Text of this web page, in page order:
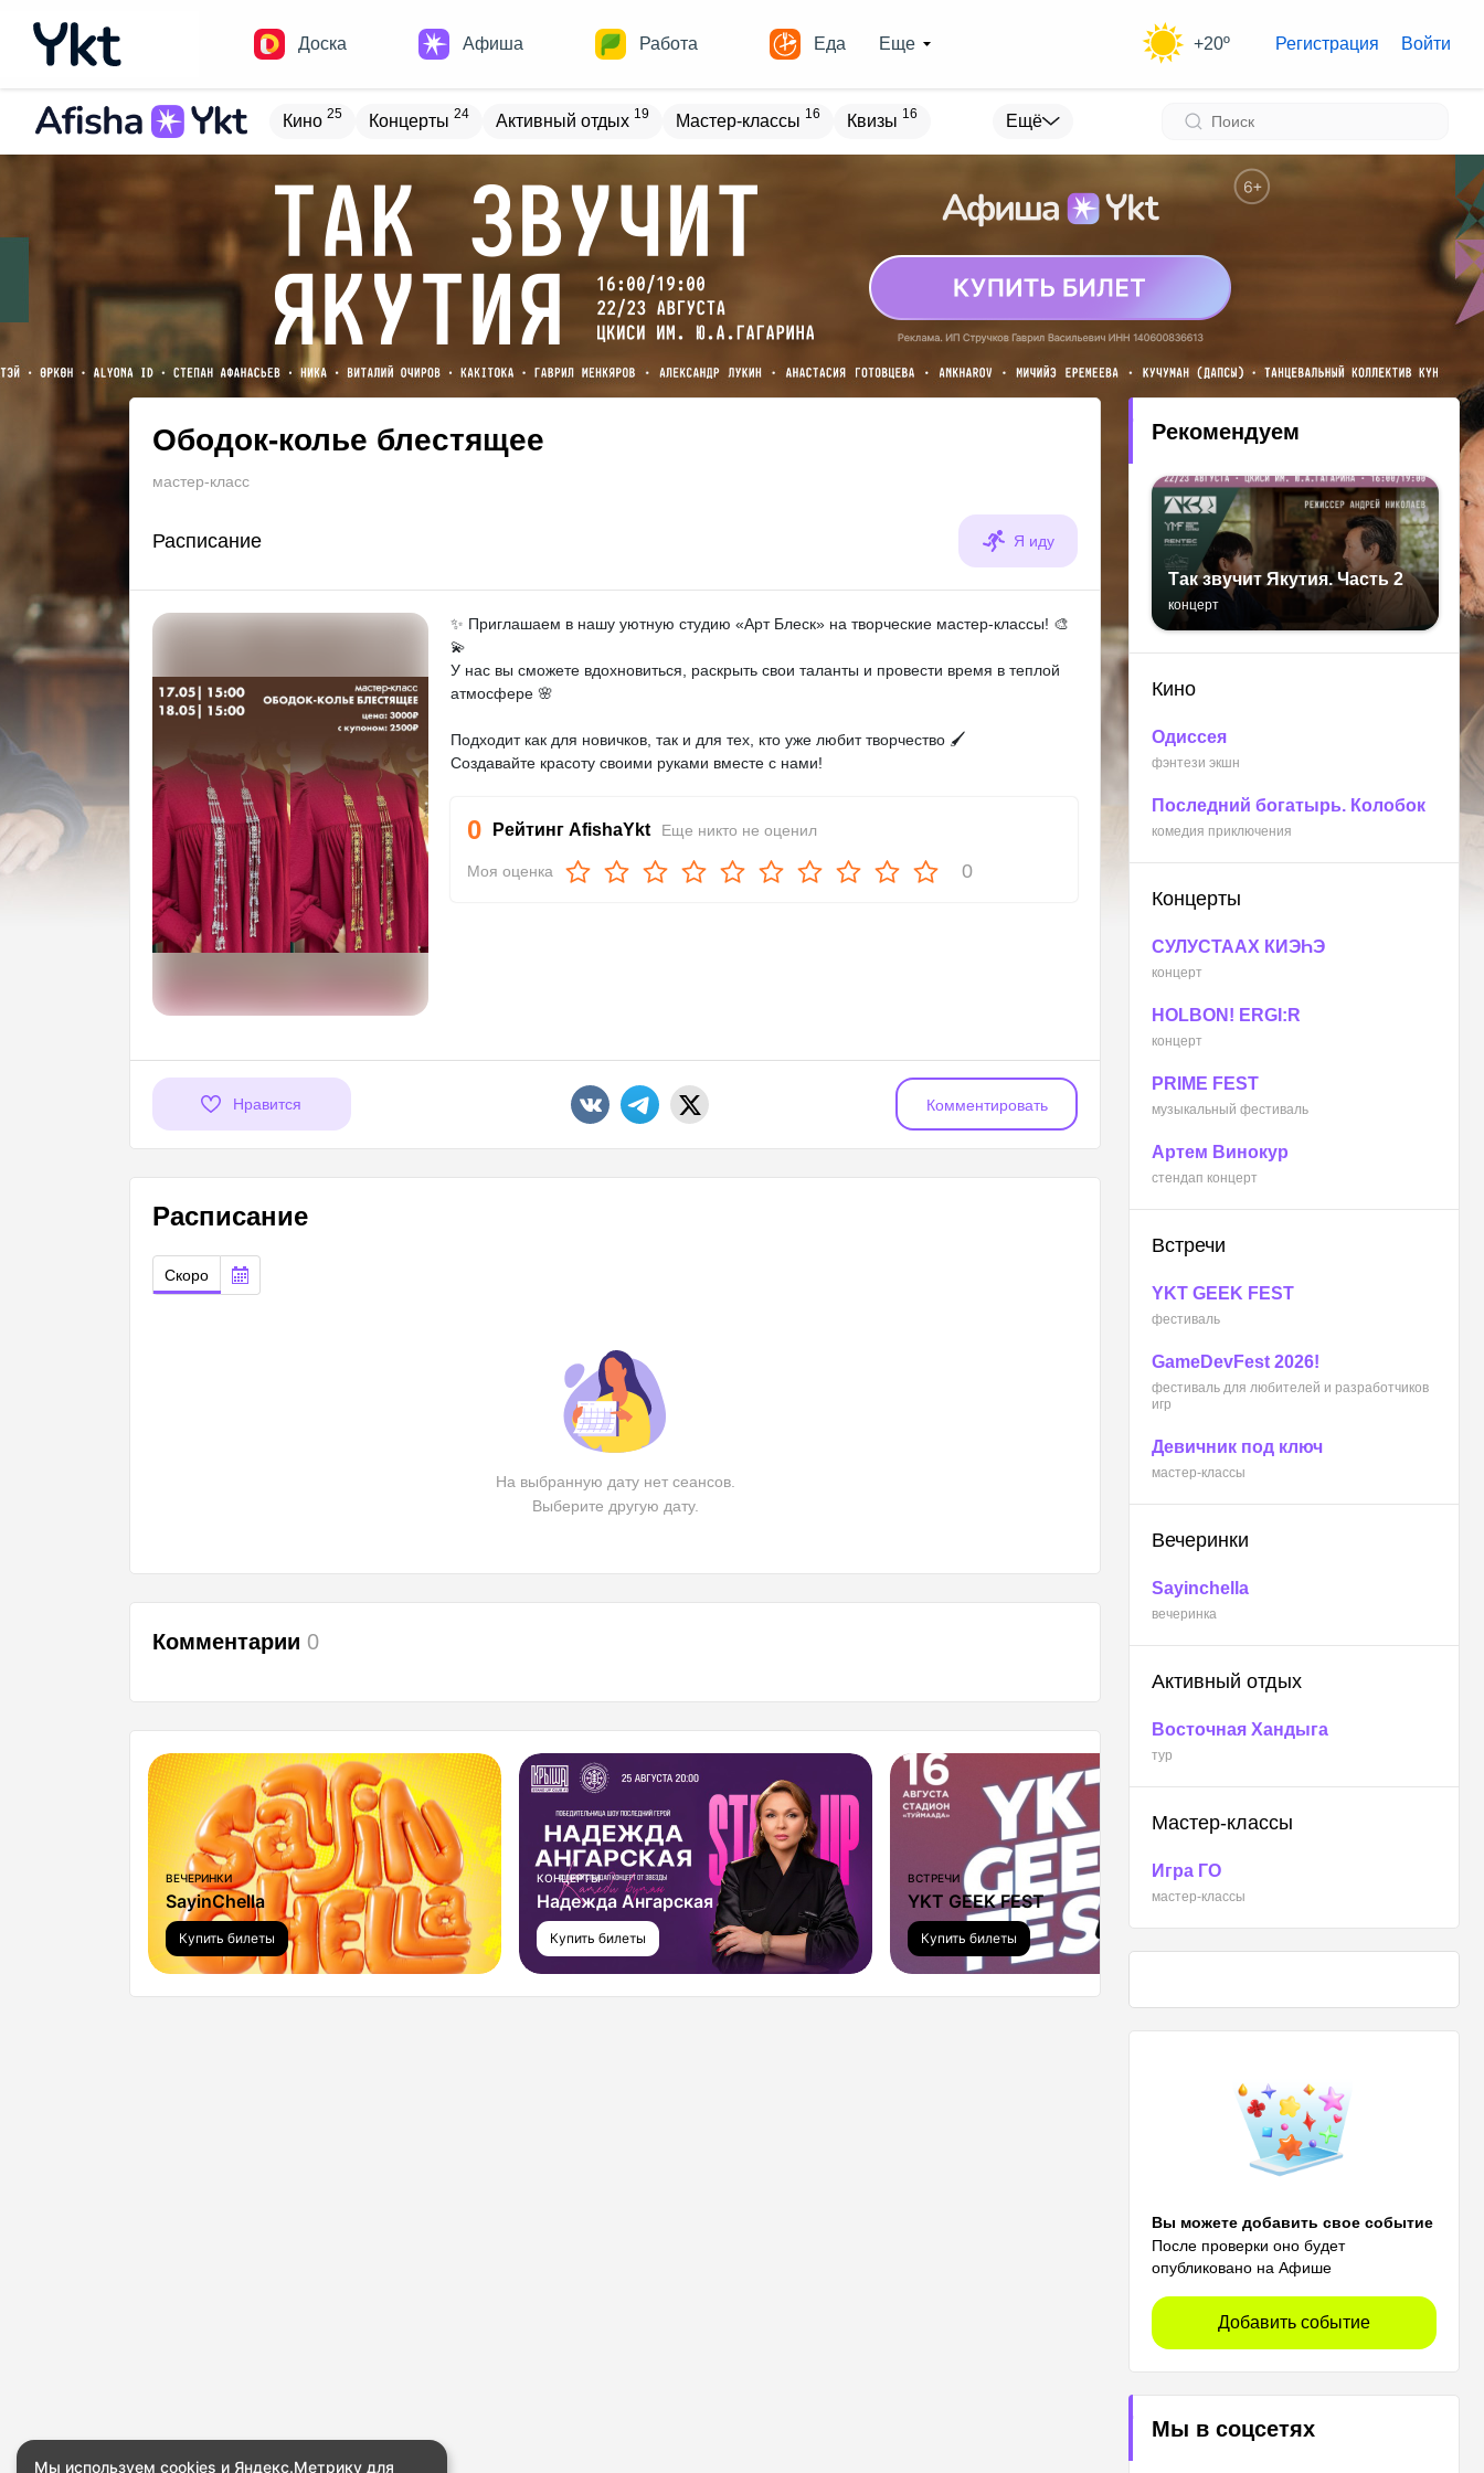
Мы используем cookies и Яндекс.Метрику для
Доска Афиша Работа Еда
Домики Новостройки Места
Еще +20º Регистрация Войти
Кино 25 Концерты 24 Активный отдых 19 Мастер-классы 16 Квизы 16
Встречи Детям Вечеринки Спорт Выставки Театры
Туризм 17 Обучение 4 Квесты 8 Зарубежное Разное
Ещё
Ободок-колье блестящее
мастер-класс
Расписание Я иду
✨ Приглашаем в нашу уютную студию «Арт Блеск» на творческие мастер-классы! 🎨
💫
У нас вы сможете вдохновиться, раскрыть свои таланты и провести время в теплой
атмосфере 🌸
Подходит как для новичков, так и для тех, кто уже любит творчество 🖌️
Создавайте красоту своими руками вместе с нами!
0 Рейтинг AfishaYkt Еще никто не оценил
Моя оценка 0
Нравится Комментировать
Расписание
Скоро
На выбранную дату нет сеансов.
Выберите другую дату.
Комментарии 0
ВЕЧЕРИНКИ
SayinChella
Купить билеты
КОНЦЕРТЫ
Надежда Ангарская
Купить билеты
ВСТРЕЧИ
YKT GEEK FEST
Купить билеты
Часть 2
Рекомендуем
концерт
Так звучит Якутия. Часть 2
Кино
Одиссея
фэнтези экшн
Последний богатырь. Колобок
комедия приключения
Концерты
СУЛУСТААХ КИЭҺЭ
концерт
HOLBON! ERGI:R
концерт
PRIME FEST
музыкальный фестиваль
Артем Винокур
стендап концерт
Встречи
YKT GEEK FEST
фестиваль
GameDevFest 2026!
фестиваль для любителей и разработчиков
игр
Девичник под ключ
мастер-классы
Вечеринки
Sayinchella
вечеринка
Активный отдых
Восточная Хандыга
тур
Мастер-классы
Игра ГО
мастер-классы
Вы можете добавить свое событие
После проверки оно будет
опубликовано на Афише
Добавить событие
Мы в соцсетях